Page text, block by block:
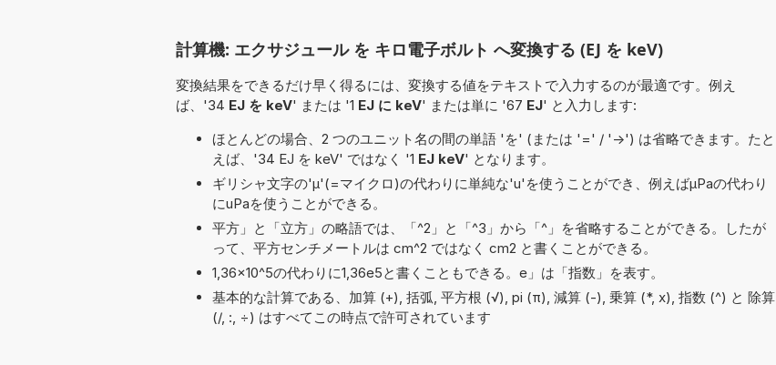
計算機: エクサジュール を キロ電子ボルト へ変換する (EJ を keV)
変換結果をできるだけ早く得るには、変換する値をテキストで入力するのが最適です。例え
ば、'34 EJ を keV' または '1 EJ に keV' または単に '67 EJ' と入力します:
ほとんどの場合、2 つのユニット名の間の単語 'を' (または '=' / '->') は省略できます。たと
えば、'34 EJ を keV' ではなく '1 EJ keV' となります。
ギリシャ文字の'μ'(=マイクロ)の代わりに単純な'u'を使うことができ、例えばµPaの代わり
にuPaを使うことができる。
平方」と「立方」の略語では、「^2」と「^3」から「^」を省略することができる。したが
って、平方センチメートルは cm^2 ではなく cm2 と書くことができる。
1,36×10^5の代わりに1,36e5と書くこともできる。e」は「指数」を表す。
基本的な計算である、加算 (+), 括弧, 平方根 (√), pi (π), 減算 (-), 乗算 (*, x), 指数 (^) と 除算
(/, :, ÷) はすべてこの時点で許可されています